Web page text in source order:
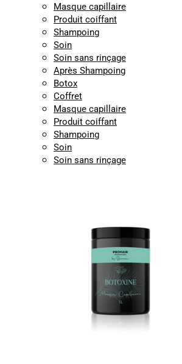
Masque capillaire
Produit coiffant
Shampoing
Soin
Soin sans rinçage
Après Shampoing
Botox
Coffret
Masque capillaire
Produit coiffant
Shampoing
Soin
Soin sans rinçage